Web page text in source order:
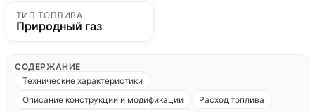
ТИП ТОПЛИВА
Природный газ
СОДЕРЖАНИЕ
Технические характеристики
Описание конструкции и модификации
Расход топлива